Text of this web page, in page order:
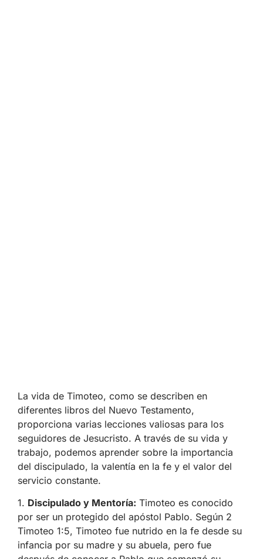
La vida de Timoteo, como se describen en
diferentes libros del Nuevo Testamento,
proporciona varias lecciones valiosas para los
seguidores de Jesucristo. A través de su vida y
trabajo, podemos aprender sobre la importancia
del discipulado, la valentía en la fe y el valor del
servicio constante.
1. Discipulado y Mentoría: Timoteo es conocido
por ser un protegido del apóstol Pablo. Según 2
Timoteo 1:5, Timoteo fue nutrido en la fe desde su
infancia por su madre y su abuela, pero fue